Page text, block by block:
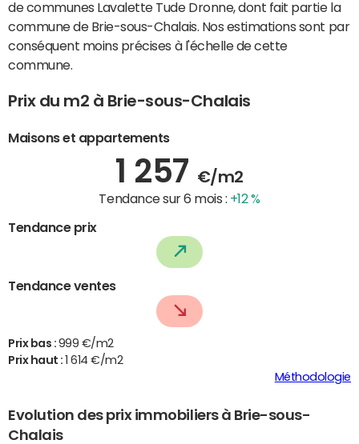
de communes Lavalette Tude Dronne, dont fait partie la
commune de Brie-sous-Chalais. Nos estimations sont par
conséquent moins précises à l'échelle de cette
commune.
Prix du m2 à Brie-sous-Chalais
Maisons et appartements
1 257 €/m2
Tendance sur 6 mois : +12 %
Tendance prix
Tendance ventes
Prix bas : 999 €/m2
Prix haut :
1 614 €/m2
Méthodologie
Evolution des prix immobiliers à Brie-sous-
Chalais